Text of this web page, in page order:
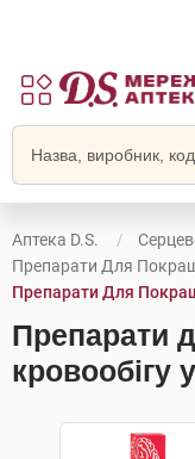
Аптека D.S.
Препарати Для
Препарати Для
Препарати
кровообігу